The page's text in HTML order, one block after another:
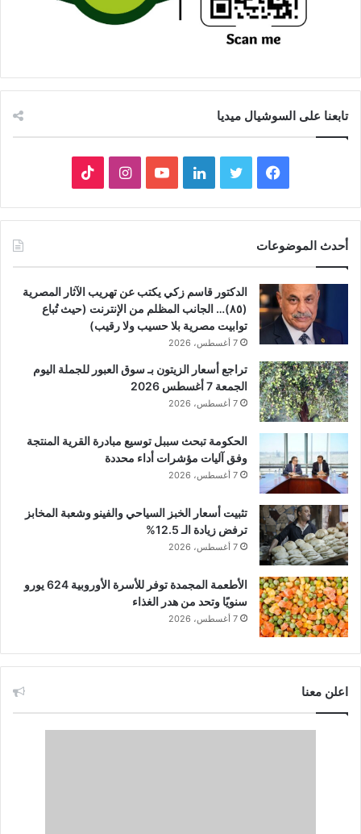
تابعنا على السوشيال ميديا
فيسبوك تويتر لينكدإنيوتيوبانستقرام
أحدث الموضوعات
الدكتور قاسم زكي يكتب عن تهريب الآثار المصرية
(٨٥)… الجانب المظلم من الإنترنت (حيث تُباع
توابيت مصرية بلا حسيب ولا رقيب)
7 أغسطس، 2026
تراجع أسعار الزيتون بـ سوق العبور للجملة اليوم
الجمعة 7 أغسطس 2026
7 أغسطس، 2026
الحكومة تبحث سببل توسيع مبادرة القرية المنتجة
وفق آليات مؤشرات أداء محددة
7 أغسطس، 2026
تثبيت أسعار الخبز السياحي والفينو وشعبة المخابز
ترفض زيادة الـ 12.5%
7 أغسطس، 2026
الأطعمة المجمدة توفر للأسرة الأوروبية 624 يورو
سنويًا وتحد من هدر الغذاء
7 أغسطس، 2026
اعلن معنا